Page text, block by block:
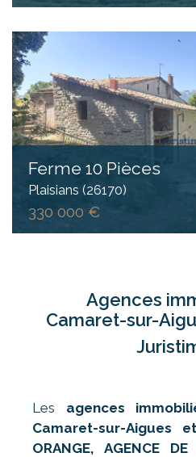
Ferme 10 Pièces
Plaisians (26170)
330 000 €
Agences
Camaret-sur-
Les agences
Camaret-sur-Aigues
ORANGE, AGENCE DE